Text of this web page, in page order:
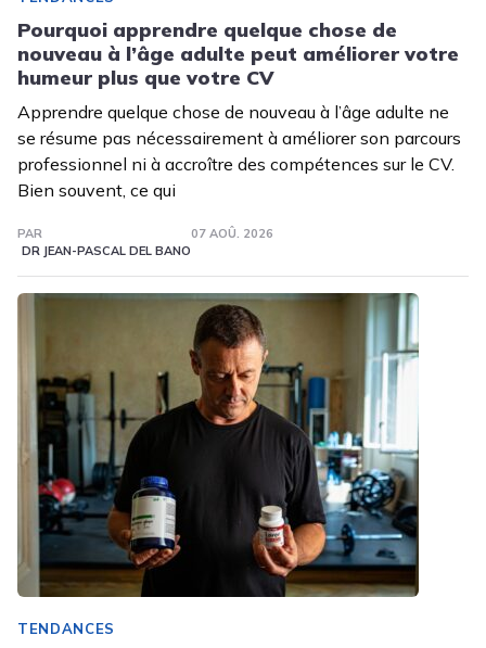
Pourquoi apprendre quelque chose de
nouveau à l’âge adulte peut améliorer votre
humeur plus que votre CV
Apprendre quelque chose de nouveau à l’âge adulte ne
se résume pas nécessairement à améliorer son parcours
professionnel ni à accroître des compétences sur le CV.
Bien souvent, ce qui
PAR
DR JEAN-PASCAL DEL BANO
07 AOÛ. 2026
TENDANCES